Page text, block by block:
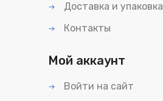
Доставка и упаковка
Контакты
Мой аккаунт
Войти на сайт